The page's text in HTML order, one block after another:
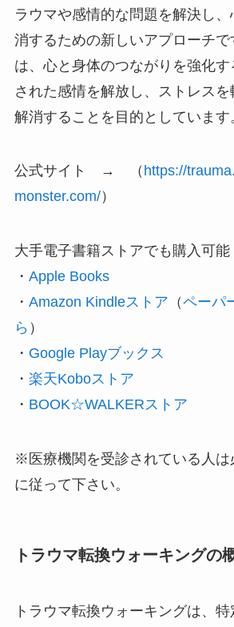
ラウマや感情的な問題を解決し
消するための新しいアプローチ
は、心と身体のつながりを強化
された感情を解放し、ストレス
解消することを目的としています
公式サイト → （ https://
monster.com/）
大手電子書籍ストアでも購入可能
・‎ Apple Books
・ Amazon Kindleストア （ペーパ
ら ）
・ Google Playブックス
・ 楽天Koboストア
・ BOOK☆WALKERストア
※医療機関を受診されている人は
に従って下さい。
トラウマ転換ウォーキングの
トラウマ転換ウォーキングは、